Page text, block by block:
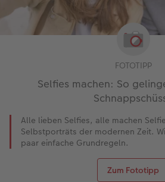
FOTOTIPP
Selfies machen: So
Alle lieben Selfies, alle machen
Selbstporträts der modernen Zeit.
paar einfache Grundregeln.
Zum Fototipp